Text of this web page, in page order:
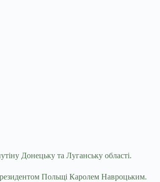
Донецьку та Луганську області.
Польщі Каролем Навроцьким.